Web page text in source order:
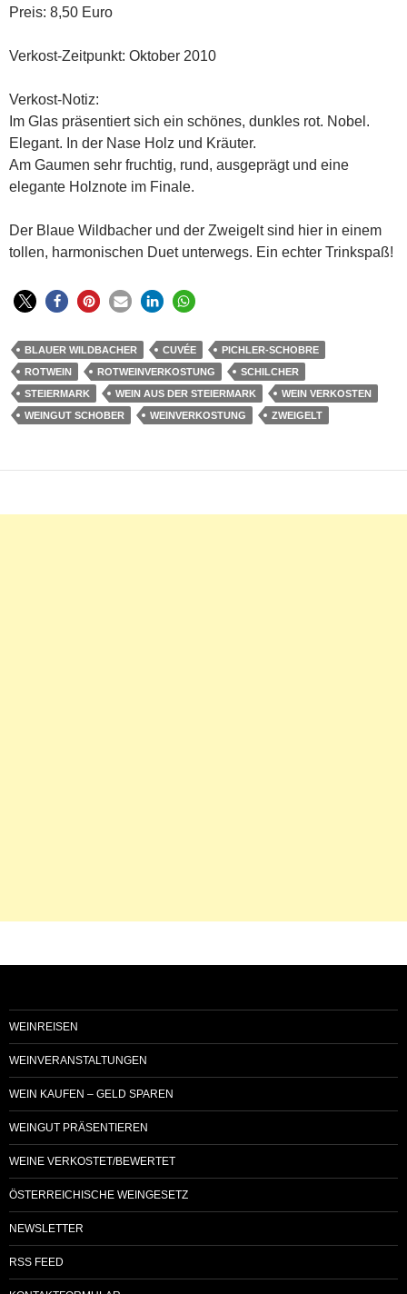
Preis: 8,50 Euro
Verkost-Zeitpunkt: Oktober 2010
Verkost-Notiz:
Im Glas präsentiert sich ein schönes, dunkles rot. Nobel.
Elegant. In der Nase Holz und Kräuter.
Am Gaumen sehr fruchtig, rund, ausgeprägt und eine
elegante Holznote im Finale.
Der Blaue Wildbacher und der Zweigelt sind hier in einem
tollen, harmonischen Duet unterwegs. Ein echter Trinkspaß!
BLAUER WILDBACHER CUVÉE
PICHLER-SCHOBRE
ROTWEIN
ROTWEINVERKOSTUNG
SCHILCHER
STEIERMARK
WEIN AUS DER STEIERMARK
WEIN VERKOSTEN
WEINGUT SCHOBER
WEINVERKOSTUNG ZWEIGELT
WEINREISEN
WEINVERANSTALTUNGEN
WEIN KAUFEN – GELD SPAREN
WEINGUT PRÄSENTIEREN
WEINE VERKOSTET/BEWERTET
ÖSTERREICHISCHE WEINGESETZ
NEWSLETTER
RSS FEED